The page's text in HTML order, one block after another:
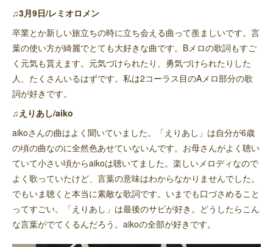
♫3月9日/レミオロメン
卒業とか新しい旅立ちの時に立ち会える曲って羨ましいです。言
葉の使い方が綺麗でとても大好きな曲です。Bメロの歌詞もすご
く元気も貰えます。元気づけられたり、勇気づけられたりした
人、たくさんいるはずです。私は2コーラス目のAメロ部分の歌
詞が好きです。
♫えりあし/aiko
aikoさんの曲はよく聞いていました。「えりあし」は自分が6歳
の頃の曲なのに全然色あせていないんです。お母さんがよく聴い
ていて小さい頃からaikoは聴いてました。楽しいメロディなので
よく歌っていたけど、言葉の意味はわからなかりませんでした。
でもいま聴くと本当に素敵な歌詞です。いまでも口づさめること
ってすごい。「えりあし」は最後のサビが好き。どうしたらこん
な言葉がでてくるんだろう。aikoの全部が好きです。